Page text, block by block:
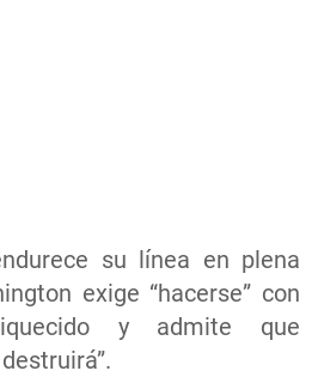
su línea en plena
exige “hacerse” con
y admite que